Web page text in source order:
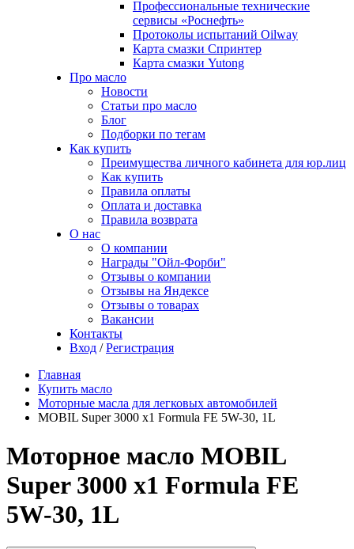
Профессиональные технические
сервисы «Роснефть»
Протоколы испытаний Oilway
Карта смазки Спринтер
Карта смазки Yutong
Про масло
Новости
Статьи про масло
Блог
Подборки по тегам
Как купить
Преимущества личного кабинета для юр.лиц
Как купить
Правила оплаты
Оплата и доставка
Правила возврата
О нас
О компании
Награды "Ойл-Форби"
Отзывы о компании
Отзывы на Яндексе
Отзывы о товарах
Вакансии
Контакты
Вход / Регистрация
Главная
Купить масло
Моторные масла для легковых автомобилей
MOBIL Super 3000 x1 Formula FE 5W-30, 1L
Моторное масло MOBIL
Super 3000 x1 Formula FE
5W-30, 1L